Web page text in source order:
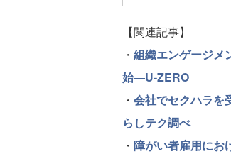
【関連記事】
・ 組織エンゲージメ
始—U-ZERO
・ 会社でセクハラ
らしテク調べ
・ 障がい者雇用に